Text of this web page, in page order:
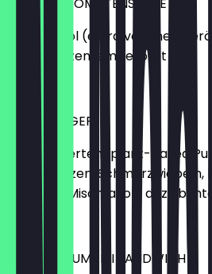
Mit Olivenöl (extra vergine),
Ecken katzentempel.brot
8,90 €
NEKO BURGER
Mit mariniertem plant-based
Austernpilzen, Schmorzwiebeln,
Soße und Misomayo – dazu
15,40 €
MIAUSTER UMAMI SANDWICH